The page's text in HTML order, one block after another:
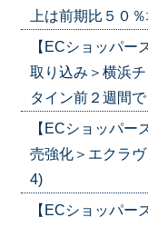
上は前期比５０
【ECショッパ
取り込み＞横浜
タイン前２週間
【ECショッパ
売強化＞エクラ
4)
【ECショッパ